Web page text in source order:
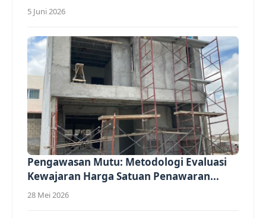
5 Juni 2026
Pengawasan Mutu: Metodologi Evaluasi
Kewajaran Harga Satuan Penawaran...
28 Mei 2026